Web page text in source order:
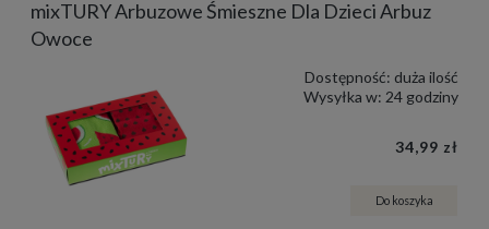
mixTURY Arbuzowe Śmieszne Dla Dzieci Arbuz
Owoce
Dostępność: duża ilość
Wysyłka w: 24 godziny
34,99 zł
Do koszyka